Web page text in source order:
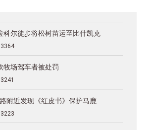
科尔徒步将松树苗运至比什凯克
3364
牧场驾车者被处罚
3241
附近发现《红皮书》保护马鹿
3223